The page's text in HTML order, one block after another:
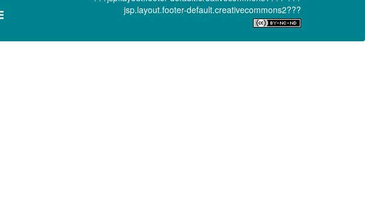
jsp.layout.footer-default.creativecommons2???